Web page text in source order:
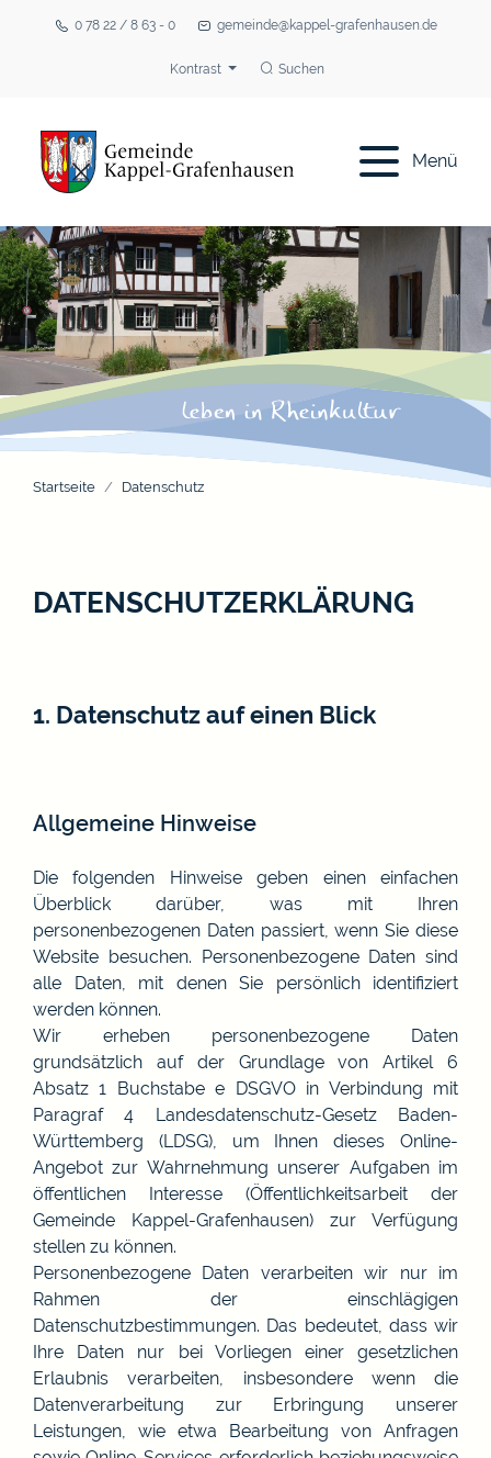
0 78 22 / 8 63 - 0 gemeinde@kappel-grafenhausen.de
Kontrast Suchen
Menü
Startseite Datenschutz
DATENSCHUTZERKLÄRUNG
1. Datenschutz auf einen Blick
Allgemeine Hinweise
Die folgenden Hinweise geben einen einfachen
Überblick darüber, was mit Ihren
personenbezogenen Daten passiert, wenn Sie diese
Website besuchen. Personenbezogene Daten sind
alle Daten, mit denen Sie persönlich identifiziert
werden können.
Wir erheben personenbezogene Daten
grundsätzlich auf der Grundlage von Artikel 6
Absatz 1 Buchstabe e DSGVO in Verbindung mit
Paragraf 4 Landesdatenschutz-Gesetz Baden-
Württemberg (LDSG), um Ihnen dieses Online-
Angebot zur Wahrnehmung unserer Aufgaben im
öffentlichen Interesse (Öffentlichkeitsarbeit der
Gemeinde Kappel-Grafenhausen) zur Verfügung
stellen zu können.
Personenbezogene Daten verarbeiten wir nur im
Rahmen der einschlägigen
Datenschutzbestimmungen. Das bedeutet, dass wir
Ihre Daten nur bei Vorliegen einer gesetzlichen
Erlaubnis verarbeiten, insbesondere wenn die
Datenverarbeitung zur Erbringung unserer
Leistungen, wie etwa Bearbeitung von Anfragen